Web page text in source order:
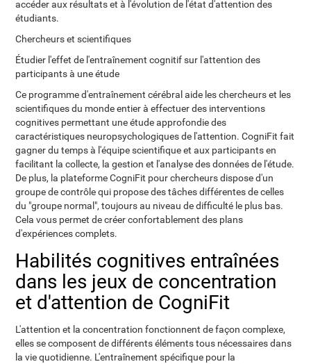
accéder aux résultats et à l'évolution de l'état d'attention des
étudiants.
Chercheurs et scientifiques
Étudier l'effet de l'entraînement cognitif sur l'attention des
participants à une étude
Ce programme d'entraînement cérébral aide les chercheurs et les
scientifiques du monde entier à effectuer des interventions
cognitives permettant une étude approfondie des
caractéristiques neuropsychologiques de l'attention. CogniFit fait
gagner du temps à l'équipe scientifique et aux participants en
facilitant la collecte, la gestion et l'analyse des données de l'étude.
De plus, la plateforme CogniFit pour chercheurs dispose d'un
groupe de contrôle qui propose des tâches différentes de celles
du "groupe normal", toujours au niveau de difficulté le plus bas.
Cela vous permet de créer confortablement des plans
d'expériences complets.
Habilités cognitives entraînées
dans les jeux de concentration
et d'attention de CogniFit
L'attention et la concentration fonctionnent de façon complexe,
elles se composent de différents éléments tous nécessaires dans
la vie quotidienne. L'entraînement spécifique pour la